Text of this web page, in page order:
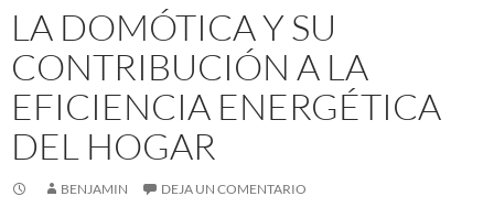
LA DOMÓTICA Y SU
CONTRIBUCIÓN A LA
EFICIENCIA ENERGÉTICA
DEL HOGAR
BENJAMIN DEJA UN COMENTARIO